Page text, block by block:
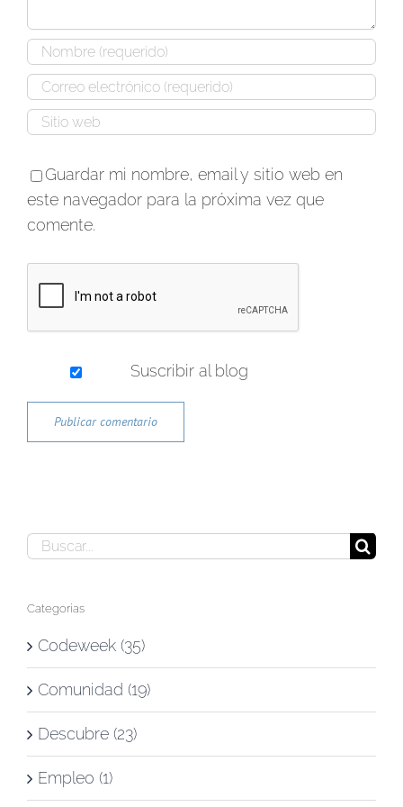
Guardar mi nombre, email y sitio web en
este navegador para la próxima vez que
comente.
Suscribir al blog
Buscar:
Categorías
Codeweek (35)
Comunidad (19)
Descubre (23)
Empleo (1)